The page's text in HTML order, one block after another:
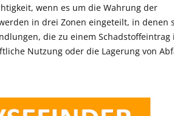
wenn es um die Wahrung der
in drei Zonen eingeteilt, in denen
die zu einem Schadstoffeintrag
Nutzung oder die Lagerung von